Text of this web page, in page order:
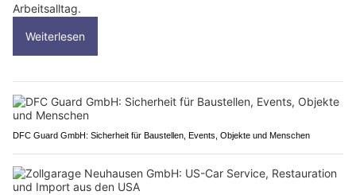
Arbeitsalltag.
Weiterlesen
DFC Guard GmbH: Sicherheit für Baustellen, Events, Objekte und Menschen